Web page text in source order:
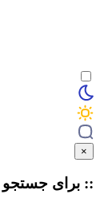
جستجوتایپ